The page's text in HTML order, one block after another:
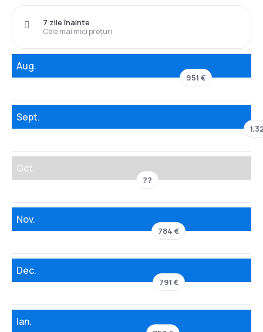
Cele mai mici prețuri
7 zile înainte
Aug.
951 €
Sept.
Oct.
??
Nov.
784 €
Dec.
791 €
Ian.